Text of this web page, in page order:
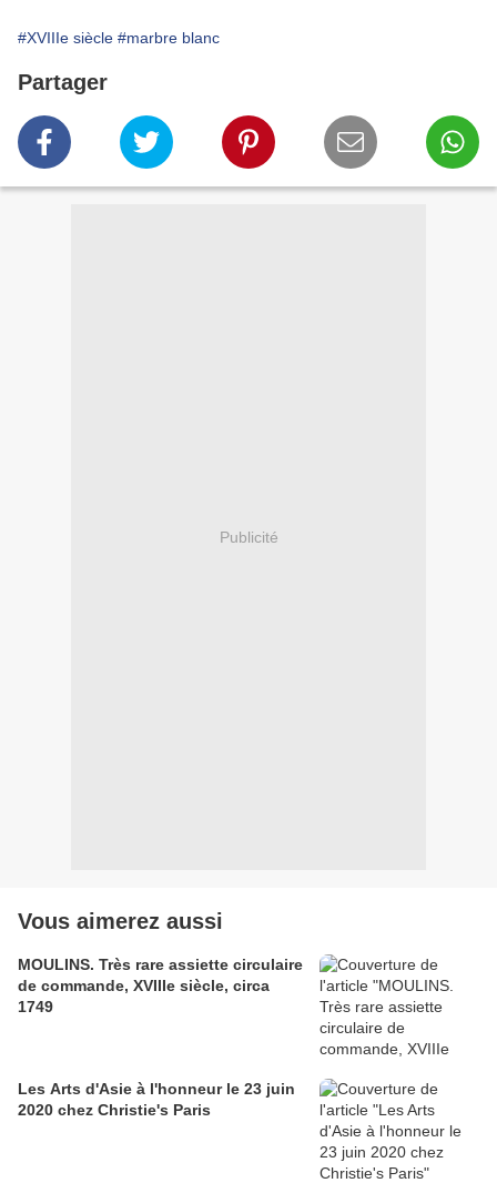
#XVIIIe siècle #marbre blanc
Partager
Publicité
Vous aimerez aussi
MOULINS. Très rare assiette circulaire
de commande, XVIIIe siècle, circa
1749
Les Arts d'Asie à l'honneur le 23 juin
2020 chez Christie's Paris